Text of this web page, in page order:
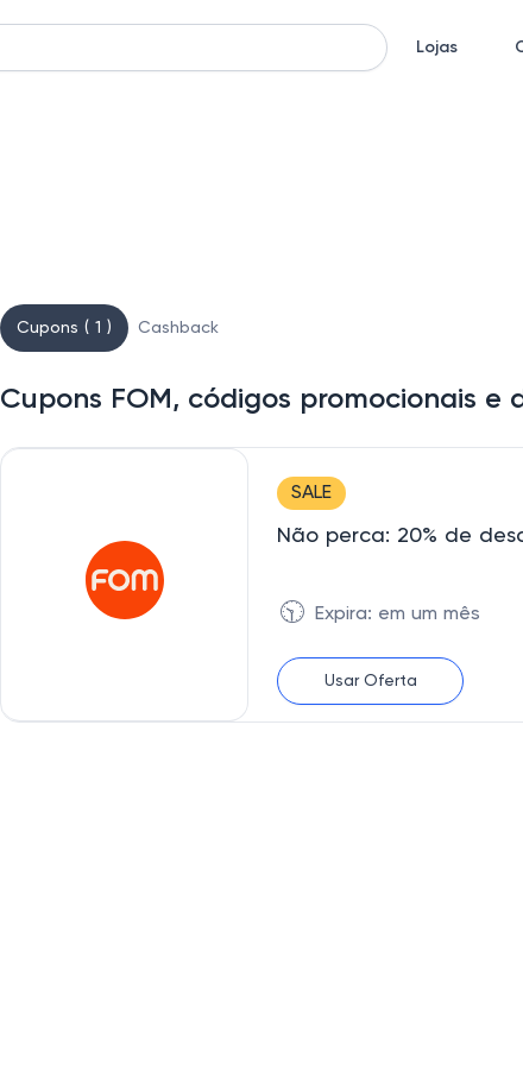
Lojas
Cupons ( 1 ) Cashback
Cupons FOM, códigos promocionais e
SALE
Não perca: 20% de
🕥 Expira: em um mês
Usar Oferta